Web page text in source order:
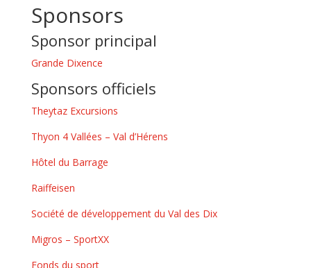
Sponsors
Sponsor principal
Grande Dixence
Sponsors officiels
Theytaz Excursions
Thyon 4 Vallées – Val d’Hérens
Hôtel du Barrage
Raiffeisen
Société de développement du Val des Dix
Migros – SportXX
Fonds du sport